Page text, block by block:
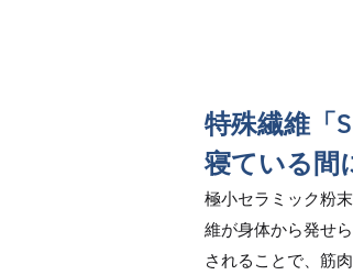
特殊繊維「
寝ている間
極小セラミック粉
維が身体から発せ
されることで、筋